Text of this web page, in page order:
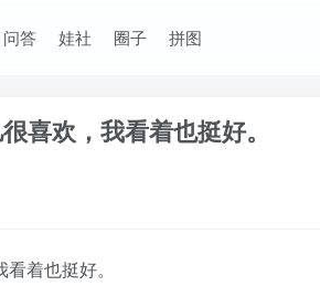
问答 娃社 圈子 拼图
喜欢，我看着也挺好。
着也挺好。